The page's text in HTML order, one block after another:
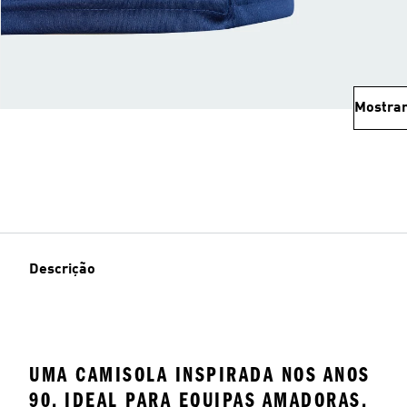
Descrição
UMA CAMISOLA INSPIRADA NOS ANOS
90, IDEAL PARA EQUIPAS AMADORAS,